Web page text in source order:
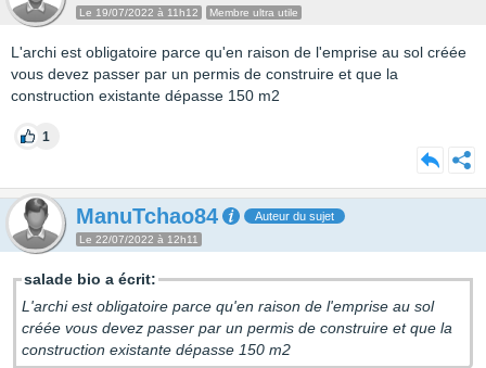
Le 19/07/2022 à 11h12 Membre ultra utile
L'archi est obligatoire parce qu'en raison de l'emprise au sol créée
vous devez passer par un permis de construire et que la
construction existante dépasse 150 m2
1
ManuTchao84 Auteur du sujet
Le 22/07/2022 à 12h11
salade bio a écrit:
L'archi est obligatoire parce qu'en raison de l'emprise au sol
créée vous devez passer par un permis de construire et que la
construction existante dépasse 150 m2